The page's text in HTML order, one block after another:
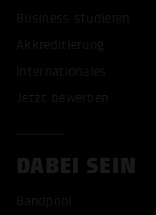
Business studieren
Akkreditierung
Internationales
Jetzt bewerben
DABEI SEIN
Bandpool